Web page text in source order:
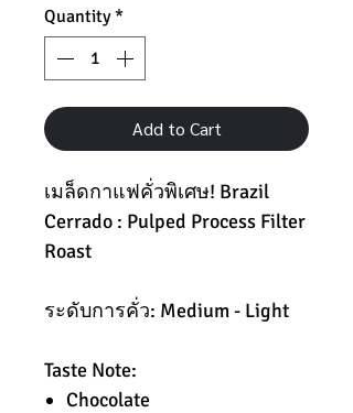
Quantity *
Add to Cart
เมล็ดกาแฟคั่วพิเศษ! Brazil
Cerrado : Pulped Process Filter
Roast
ระดับการคั่ว: Medium - Light
Taste Note:
Chocolate